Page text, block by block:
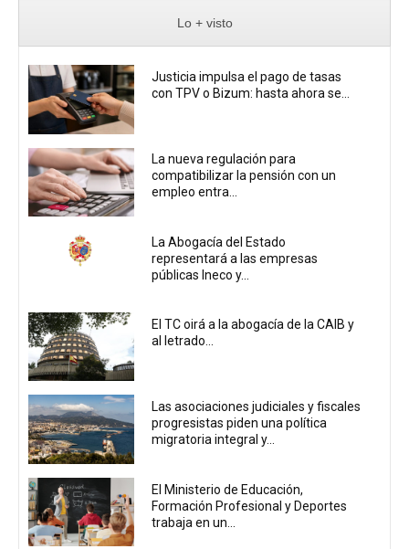
Lo + visto
Justicia impulsa el pago de tasas
con TPV o Bizum: hasta ahora se...
La nueva regulación para
compatibilizar la pensión con un
empleo entra...
La Abogacía del Estado
representará a las empresas
públicas Ineco y...
El TC oirá a la abogacía de la CAIB y
al letrado...
Las asociaciones judiciales y fiscales
progresistas piden una política
migratoria integral y...
El Ministerio de Educación,
Formación Profesional y Deportes
trabaja en un...